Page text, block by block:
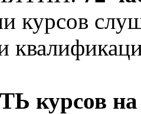
курсов
курсов